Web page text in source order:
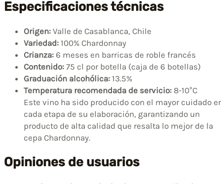
Especificaciones técnicas
Origen: Valle de Casablanca, Chile
Variedad: 100% Chardonnay
Crianza: 6 meses en barricas de roble francés
Contenido: 75 cl por botella (caja de 6 botellas)
Graduación alcohólica: 13.5%
Temperatura recomendada de servicio: 8-10°C
Este vino ha sido producido con el mayor cuidado
cada etapa de su elaboración, garantizando un
producto de alta calidad que resalta lo mejor de la
cepa Chardonnay.
Opiniones de usuarios